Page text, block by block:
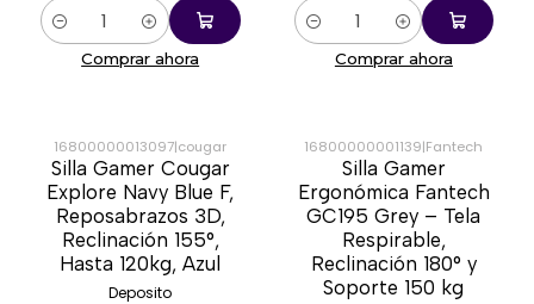
Cantidad
Comprar ahora
Cantidad
Comprar ahora
-23%
16800000013097|cougar
Silla Gamer Cougar
Explore Navy Blue F,
Reposabrazos 3D,
Reclinación 155°,
Hasta 120kg, Azul
Deposito
-33%
16800000001139|Fantech
Silla Gamer
Ergonómica Fantech
GC195 Grey – Tela
Respirable,
Reclinación 180° y
Soporte 150 kg